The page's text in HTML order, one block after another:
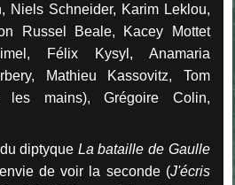
Niels Schneider, Karim Leklou,
Russel Beale, Kacey Mottet
Félix Kysyl, Anamaria
Mathieu Kassovitz, Tom
les mains), Grégoire Colin,
diptyque La bataille de Gaulle
de voir la seconde (J'écris